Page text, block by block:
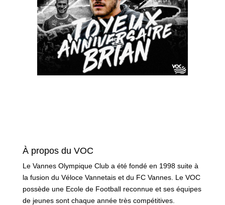
À propos du VOC
Le Vannes Olympique Club a été fondé en 1998 suite à
la fusion du Véloce Vannetais et du FC Vannes. Le VOC
possède une Ecole de Football reconnue et ses équipes
de jeunes sont chaque année très compétitives.